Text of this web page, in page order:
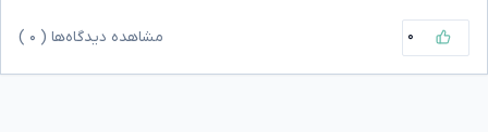
۰ مشاهده دیدگاه‌ها ( ۰